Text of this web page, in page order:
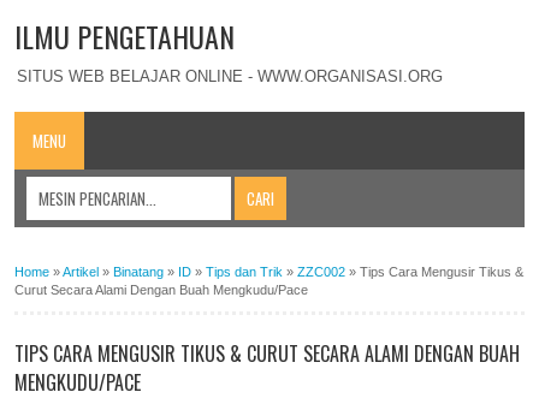
ILMU PENGETAHUAN
SITUS WEB BELAJAR ONLINE - WWW.ORGANISASI.ORG
MENU
Home »Artikel » Binatang » ID » Tips dan Trik » ZZC002 » Tips Cara Mengusir Tikus &
Curut Secara Alami Dengan Buah Mengkudu/Pace
TIPS CARA MENGUSIR TIKUS & CURUT SECARA ALAMI DENGAN BUAH
MENGKUDU/PACE